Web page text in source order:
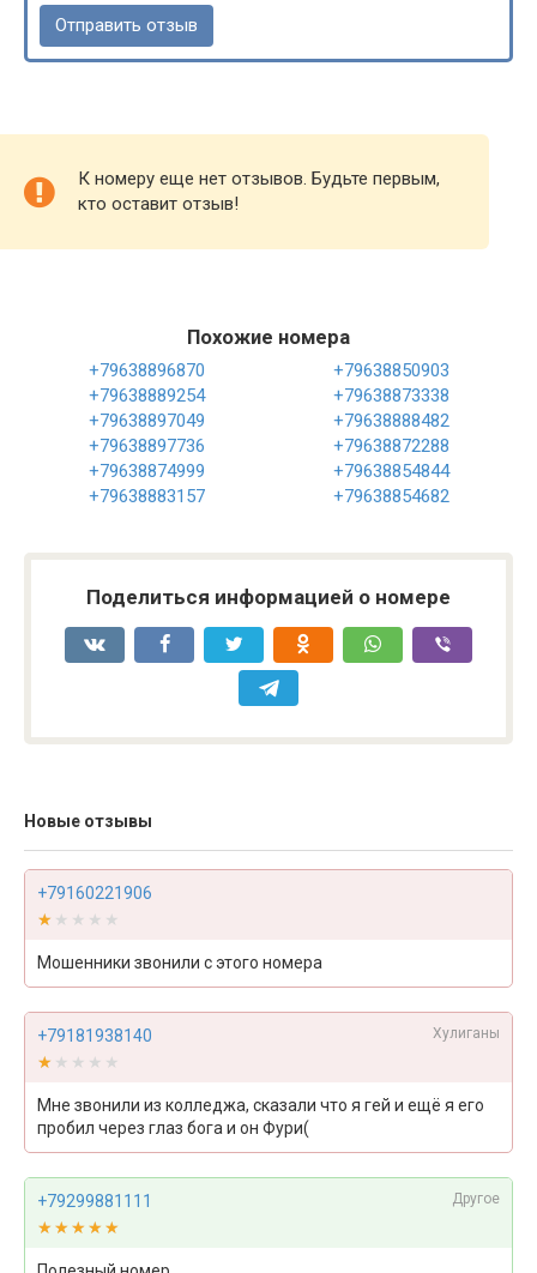
К номеру еще нет отзывов. Будьте первым,
кто оставит отзыв!
Похожие номера
+79638896870
+79638850903
+79638889254
+79638873338
+79638897049
+79638888482
+79638897736
+79638872288
+79638874999
+79638854844
+79638883157
+79638854682
Поделиться информацией о номере
Новые отзывы
+79160221906
★★★★★
★★★★★
Мошенники звонили с этого номера
+79181938140 Хулиганы
★★★★★
★★★★★
Мне звонили из колледжа, сказали что я гей и ещё я его
пробил через глаз бога и он Фури(
+79299881111 Другое
★★★★★
★★★★★